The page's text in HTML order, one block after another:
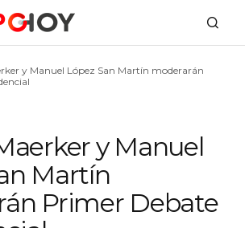
y Manuel López San Martín moderarán
y Manuel
Martín
Primer Debate